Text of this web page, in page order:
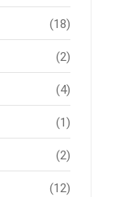
(18)
(2)
(4)
(1)
(2)
(12)